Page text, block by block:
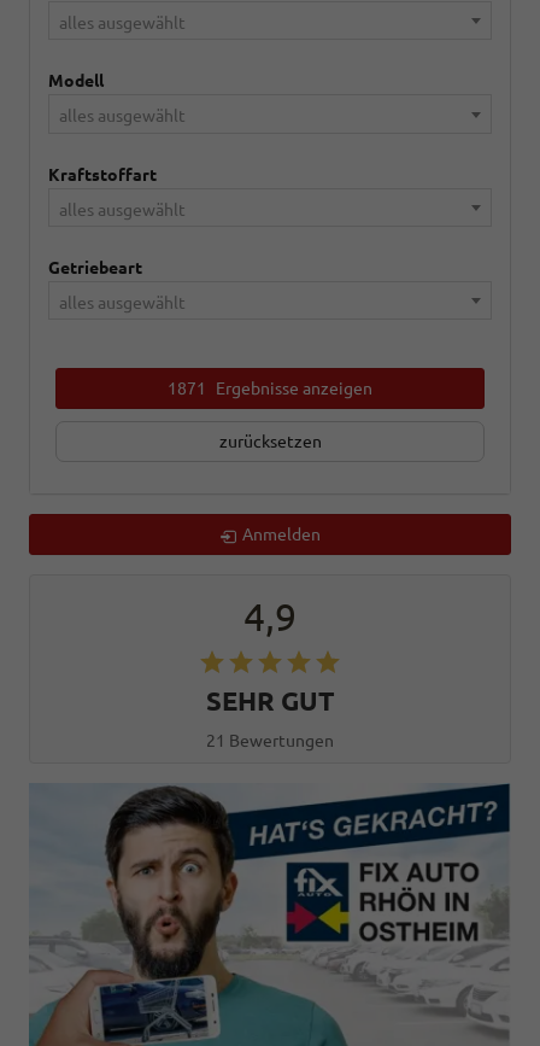
alles ausgewählt
Modell
alles ausgewählt
Kraftstoffart
alles ausgewählt
Getriebeart
alles ausgewählt
1871 Ergebnisse anzeigen
zurücksetzen
Anmelden
4,9
SEHR GUT
21 Bewertungen